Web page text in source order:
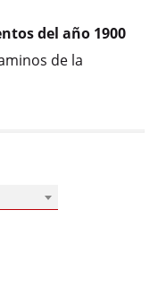
del año 1900
de la